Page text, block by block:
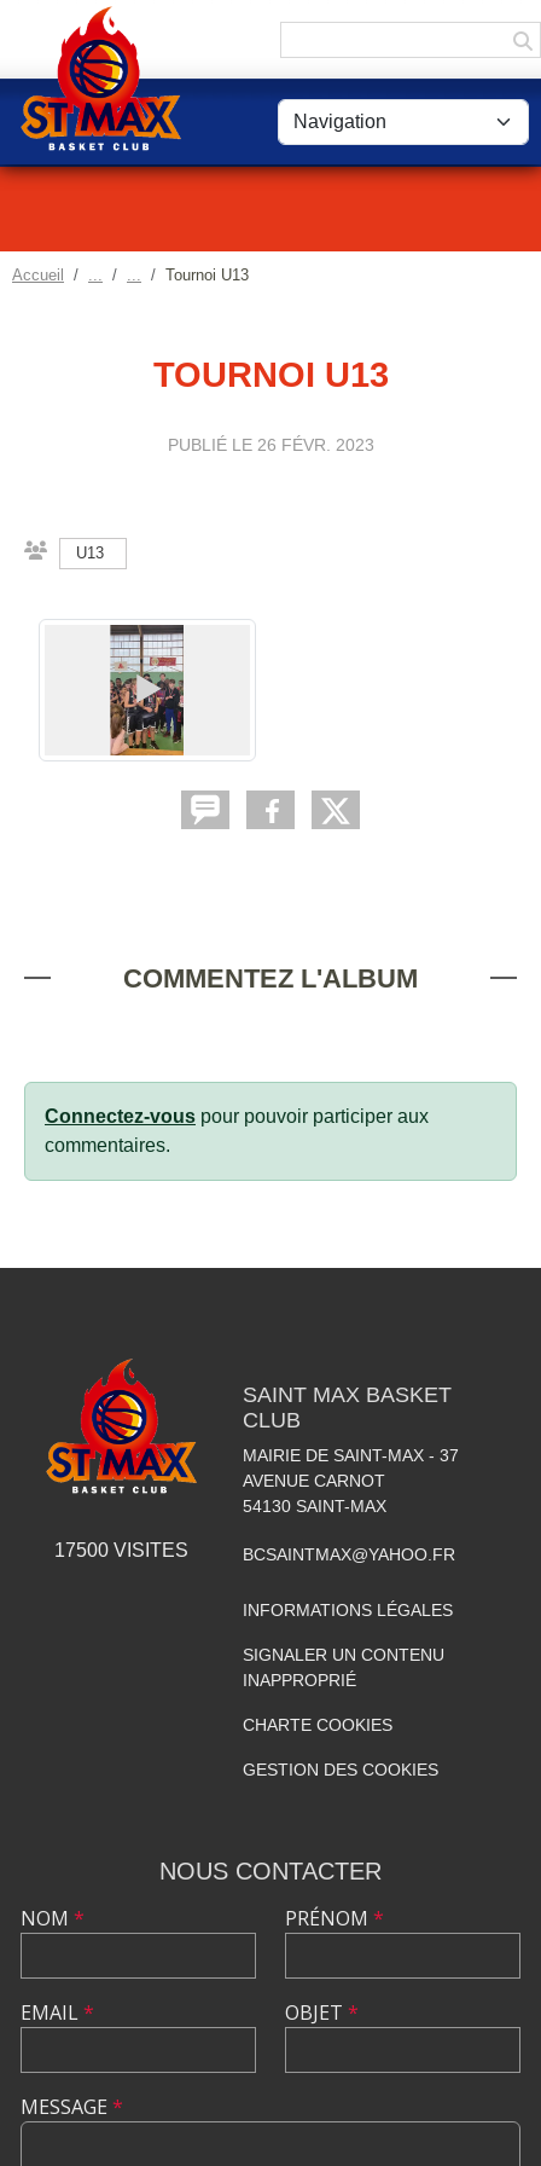
Accueil Tournoi U13
TOURNOI U13
PUBLIÉ LE 26 FÉVR. 2023
U13
COMMENTEZ L'ALBUM
Connectez-vous pour pouvoir participer aux
commentaires.
17500VISITES
SAINT MAX BASKET
CLUB
MAIRIE DE SAINT-MAX - 37
AVENUE CARNOT
54130 SAINT-MAX
BCSAINTMAX@YAHOO.FR
INFORMATIONS LÉGALES
SIGNALER UN CONTENU
INAPPROPRIÉ
CHARTE COOKIES
GESTION DES COOKIES
NOUS CONTACTER
NOM *
EMAIL*
PRÉNOM *
OBJET *
MESSAGE *
Panneau de gestion des cookies